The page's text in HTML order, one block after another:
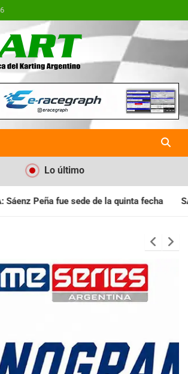
| La Revista
del Karting en
Lo último
fecha SANTIAGUEÑO: Se cumplió con